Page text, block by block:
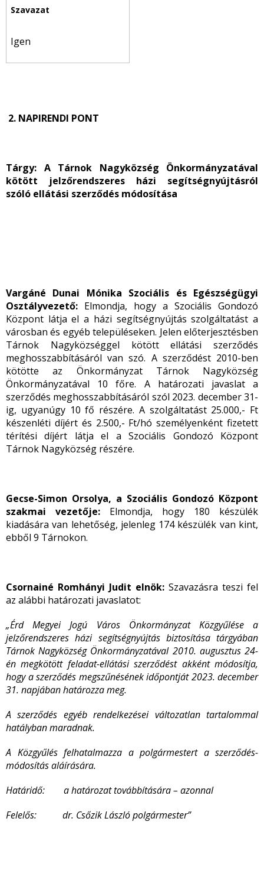
Igen
2. NAPIRENDI PONT
Tárgy: A Tárnok Nagyközség Önkormányzatával
kötött jelzőrendszeres házi segítségnyújtásról
szóló ellátási szerződés módosítása
Vargáné Dunai Mónika Szociális és Egészségügyi
Osztályvezető: Elmondja, hogy a Szociális Gondozó
Központ látja el a házi segítségnyújtás szolgáltatást a
városban és egyéb településeken. Jelen előterjesztésben
Tárnok Nagyközséggel kötött ellátási szerződés
meghosszabbításáról van szó. A szerződést 2010-ben
kötötte az Önkormányzat Tárnok Nagyközség
Önkormányzatával 10 főre. A határozati javaslat a
szerződés meghosszabbításáról szól 2023. december 31-
ig, ugyanúgy 10 fő részére. A szolgáltatást 25.000,- Ft
készenléti díjért és 2.500,- Ft/hó személyenként fizetett
térítési díjért látja el a Szociális Gondozó Központ
Tárnok Nagyközség részére.
Gecse-Simon Orsolya, a Szociális Gondozó Központ
szakmai vezetője: Elmondja, hogy 180 készülék
kiadására van lehetőség, jelenleg 174 készülék van kint,
ebből 9 Tárnokon.
Csornainé Romhányi Judit elnök: Szavazásra teszi fel
az alábbi határozati javaslatot:
„Érd Megyei Jogú Város Önkormányzat Közgyűlése a
jelzőrendszeres házi segítségnyújtás biztosítása tárgyában
Tárnok Nagyközség Önkormányzatával 2010. augusztus 24-
én megkötött feladat-ellátási szerződést akként módosítja,
hogy a szerződés megszűnésének időpontját 2023. december
31. napjában határozza meg.
A szerződés egyéb rendelkezései változatlan tartalommal
hatályban maradnak.
A Közgyűlés felhatalmazza a polgármestert a szerződés-
módosítás aláírására.
Határidő: a határozat továbbítására – azonnal
Felelős: dr. Csőzik László polgármester”